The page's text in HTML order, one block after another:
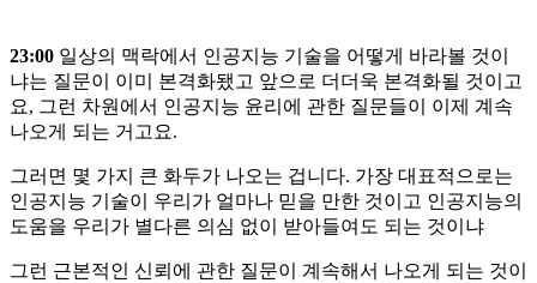
23:00 일상의 맥락에서 인공지능 기술을 어떻게 바라볼 것이
냐는 질문이 이미 본격화됐고 앞으로 더더욱 본격화될 것이고
요, 그런 차원에서 인공지능 윤리에 관한 질문들이 이제 계속
나오게 되는 거고요.
그러면 몇 가지 큰 화두가 나오는 겁니다. 가장 대표적으로는
인공지능 기술이 우리가 얼마나 믿을 만한 것이고 인공지능의
도움을 우리가 별다른 의심 없이 받아들여도 되는 것이냐
그런 근본적인 신뢰에 관한 질문이 계속해서 나오게 되는 것이